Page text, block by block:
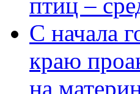
С начала
краю
на